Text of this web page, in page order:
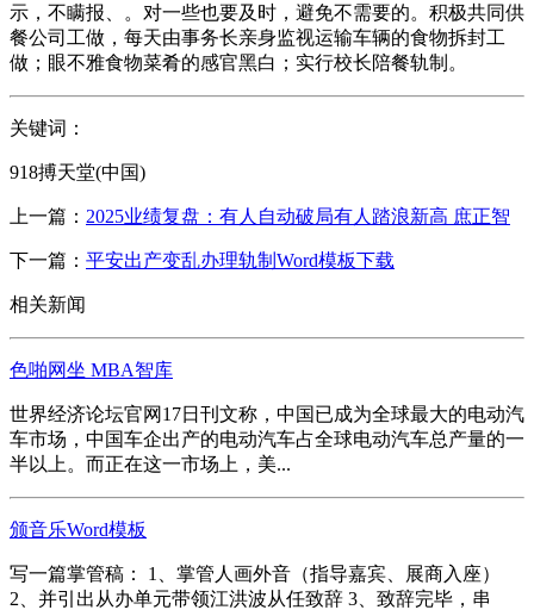
示，不瞒报、。对一些也要及时，避免不需要的。积极共同供
餐公司工做，每天由事务长亲身监视运输车辆的食物拆封工
做；眼不雅食物菜肴的感官黑白；实行校长陪餐轨制。
关键词：
918搏天堂(中国)
上一篇： 2025业绩复盘：有人自动破局有人踏浪新高 庶正智
下一篇： 平安出产变乱办理轨制Word模板下载
相关新闻
色啪网坐 MBA智库
世界经济论坛官网17日刊文称，中国已成为全球最大的电动汽
车市场，中国车企出产的电动汽车占全球电动汽车总产量的一
半以上。而正在这一市场上，美...
颁音乐Word模板
写一篇掌管稿： 1、掌管人画外音（指导嘉宾、展商入座）
2、并引出从办单元带领江洪波从任致辞 3、致辞完毕，串